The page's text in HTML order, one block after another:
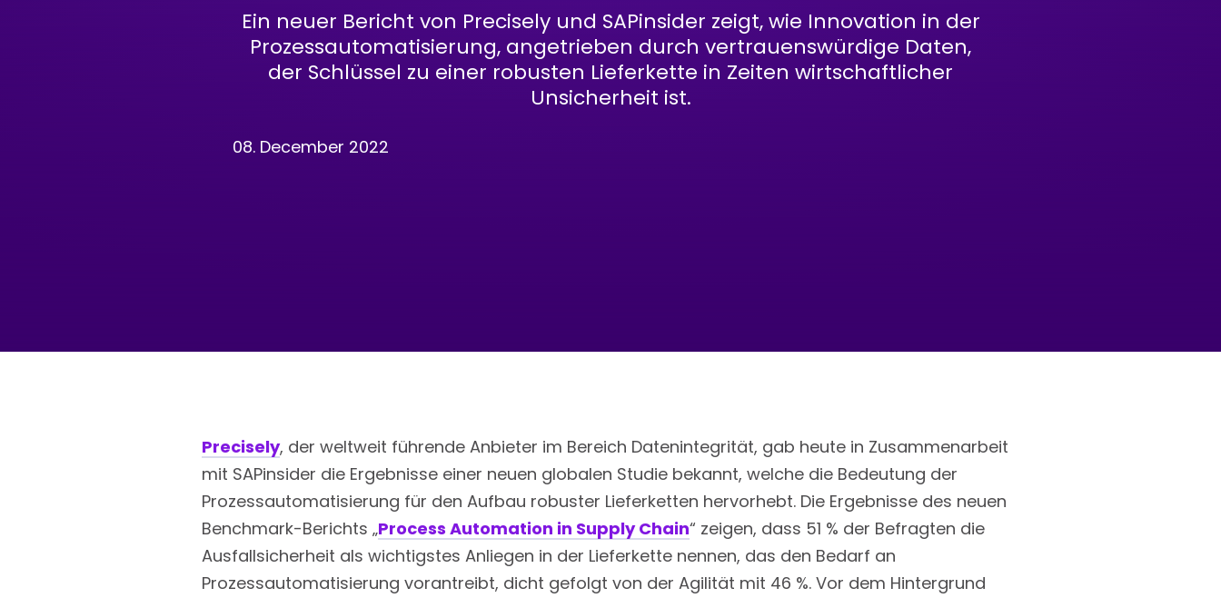
Ein neuer Bericht von Precisely und SAPinsider zeigt, wie Innovation in der
Prozessautomatisierung, angetrieben durch vertrauenswürdige Daten,
der Schlüssel zu einer robusten Lieferkette in Zeiten wirtschaftlicher
Unsicherheit ist.
08. December 2022
Precisely, der weltweit führende Anbieter im Bereich Datenintegrität, gab heute in Zusammenarbeit
mit SAPinsider die Ergebnisse einer neuen globalen Studie bekannt, welche die Bedeutung der
Prozessautomatisierung für den Aufbau robuster Lieferketten hervorhebt. Die Ergebnisse des neuen
Benchmark-Berichts „Process Automation in Supply Chain“ zeigen, dass 51 % der Befragten die
Ausfallsicherheit als wichtigstes Anliegen in der Lieferkette nennen, das den Bedarf an
Prozessautomatisierung vorantreibt, dicht gefolgt von der Agilität mit 46 %. Vor dem Hintergrund